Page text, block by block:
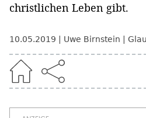
christlichen Leben gibt.
10.05.2019 Uwe Birnstein